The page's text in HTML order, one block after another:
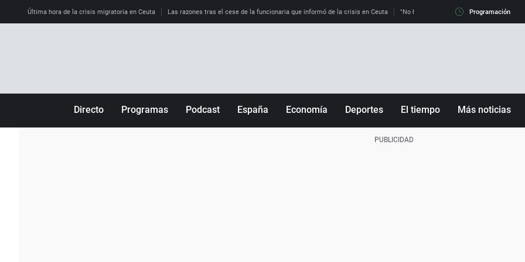
Última hora de la crisis migratoria en Ceuta Las razones tras el cese de la funcionaria que informó de la crisis en Ceuta "No hay mafias, que no nos engañen":
Programación
Directo Programas Podcast España Economía Deportes El tiempo Más noticias